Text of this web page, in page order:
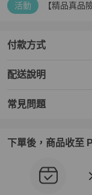
活動 【精品真品
付款方式
配送說明
常見問題
下單後，商品收至